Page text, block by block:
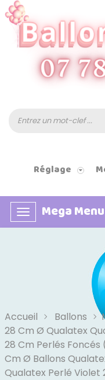
Réglage
Basculer
la
Mega Menu
Accueil Ballons
28 Cm Ø Qualatex
28 Cm Perlés Foncés
Cm Ø Ballons
Qualatex Perlé Violet